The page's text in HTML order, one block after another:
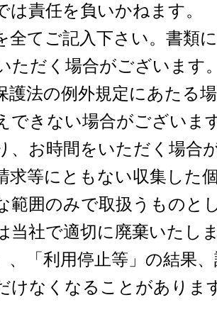
は責任を負いかねます。
全てご記入下さい。書類
ただく場合がございます
護法の例外規定にあたる
できない場合がございま
、お時間をいただく場合
求等にともない収集した
範囲のみで取扱うものと
当社で適切に廃棄いたし
、「利用停止等」の結果
けなくなることがありま